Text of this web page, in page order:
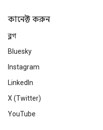
কানেক্ট করুন
ব্লগ
Bluesky
Instagram
LinkedIn
X (Twitter)
YouTube